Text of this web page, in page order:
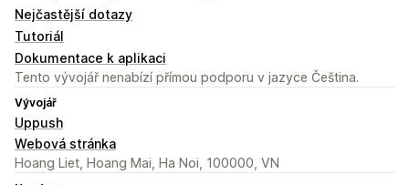
Nejčastější dotazy
Tutoriál
Dokumentace k aplikaci
Tento vývojář nenabízí přímou podporu v jazyce Čeština.
Vývojář
Uppush
Webová stránka
Hoang Liet, Hoang Mai, Ha Noi, 100000, VN